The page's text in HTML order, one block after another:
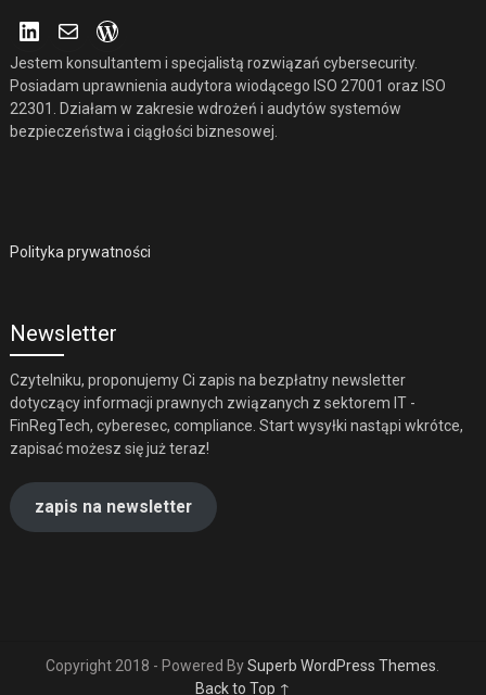
LinkedIn
Mail
Jestem konsultantem i specjalistą rozwiązań cybersecurity.
Posiadam uprawnienia audytora wiodącego ISO 27001 oraz ISO
22301. Działam w zakresie wdrożeń i audytów systemów
bezpieczeństwa i ciągłości biznesowej.
Polityka prywatności
Newsletter
Czytelniku, proponujemy Ci zapis na bezpłatny newsletter
dotyczący informacji prawnych związanych z sektorem IT -
FinRegTech, cyberesec, compliance. Start wysyłki nastąpi wkrótce,
zapisać możesz się już teraz!
zapis na newsletter
Copyright 2018 - Powered BySuperb WordPress Themes
Back to Top ↑